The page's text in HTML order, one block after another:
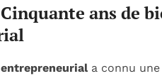
ans de
a connu une